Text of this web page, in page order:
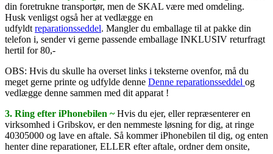
din foretrukne transportør, men de SKAL være med omdeling.
Husk venligst også her at vedlægge en
udfyldt reparationsseddel. Mangler du emballage til at pakke din
telefon i, sender vi gerne passende emballage INKLUSIV returfragt
hertil for 80,-
OBS: Hvis du skulle ha overset links i teksterne ovenfor, må du
meget gerne printe og udfylde denne Denne reparationsseddel og
vedlægge denne sammen med dit apparat !
3. Ring efter iPhonebilen ~ Hvis du ejer, eller repræsenterer en
virksomhed i Gribskov, er den nemmeste løsning for dig, at ringe
40305000 og lave en aftale. Så kommer iPhonebilen til dig, og enten
henter dine reparationer, ELLER efter aftale, ordner dem onsite,